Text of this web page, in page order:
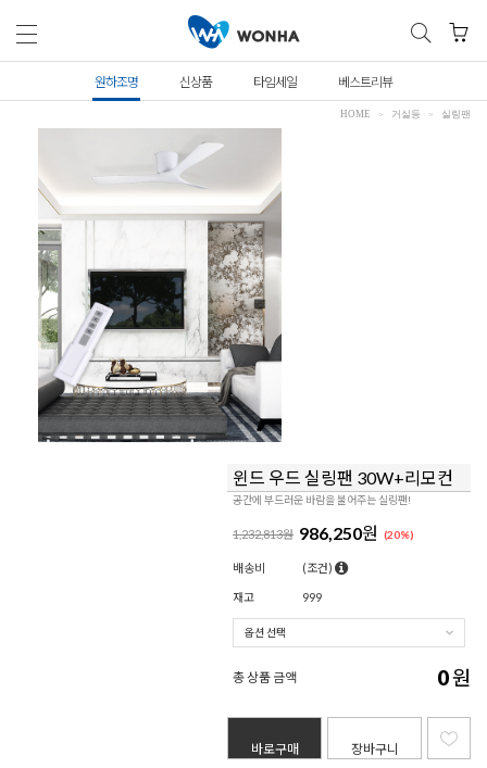
원하조명 신상품 타임세일 베스트리뷰
HOME 거실등 실링팬
윈드 우드 실링팬 30W+리모컨
공간에 부드러운 바람을 불어주는 실링팬!
1,232,813원 986,250원 (20%)
배송비 (조건)
재고 999
총 상품 금액 0원
바로구매 장바구니